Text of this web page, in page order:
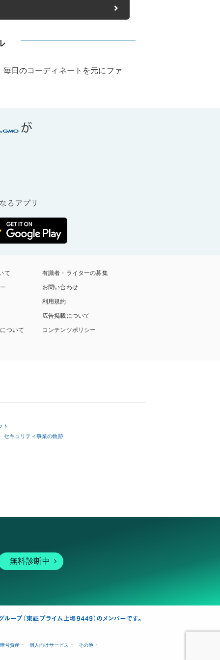
日のコーディネートを元にファ
て
有識者・ライターの募集
お問い合わせ
利用規約
広告掲載について
ついて
コンテンツポリシー
ト
セキュリティ事業の軌跡
無料診断中
暗号資産 個人向けサービス その他